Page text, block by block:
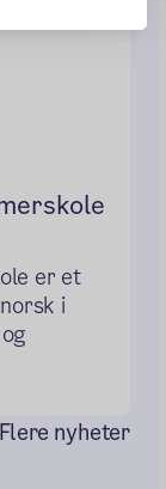
er et
i
nyheter